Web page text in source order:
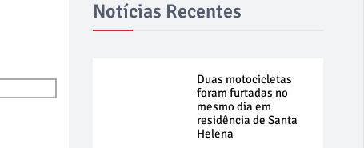
Notícias Recentes
Duas motocicletas
foram furtadas no
mesmo dia em
residência de Santa
Helena